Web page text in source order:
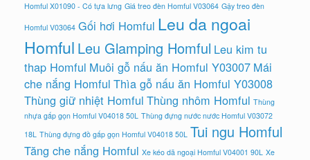
Homful X01090 - Có tựa lưng Giá treo đèn Homful V03064 Gậy treo đèn
Homful V03064 Gối hơi Homful Leu da ngoai
Homful Leu Glamping Homful Leu kim tu
thap Homful Muôi gỗ nấu ăn Homful Y03007 Mái
che nắng Homful Thìa gỗ nấu ăn Homful Y03008
Thùng giữ nhiệt Homful Thùng nhôm Homful Thùng
nhựa gấp gọn Homful V04018 50L Thùng đựng nước nước Homful V03072
18L Thùng đựng đồ gấp gọn Homful V04018 50L Tui ngu Homful
Tăng che nắng Homful Xe kéo dã ngoại Homful V04001 90L Xe